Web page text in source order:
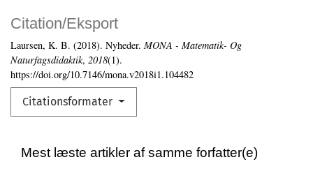
Citation/Eksport
Laursen, K. B. (2018). Nyheder. MONA - Matematik- Og
Naturfagsdidaktik, 2018(1).
https://doi.org/10.7146/mona.v2018i1.104482
Citationsformater
Mest læste artikler af samme forfatter(e)